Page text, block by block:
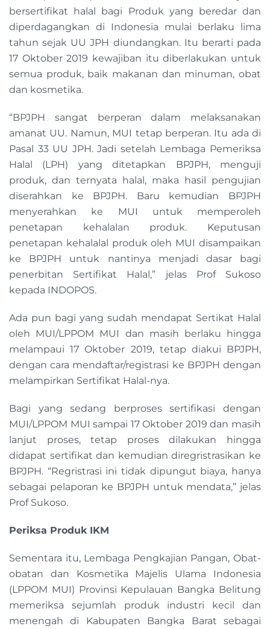
bersertifikat halal bagi Produk yang beredar dan
diperdagangkan di Indonesia mulai berlaku lima
tahun sejak UU JPH diundangkan. Itu berarti pada
17 Oktober 2019 kewajiban itu diberlakukan untuk
semua produk, baik makanan dan minuman, obat
dan kosmetika.
“BPJPH sangat berperan dalam melaksanakan
amanat UU. Namun, MUI tetap berperan. Itu ada di
Pasal 33 UU JPH. Jadi setelah Lembaga Pemeriksa
Halal (LPH) yang ditetapkan BPJPH, menguji
produk, dan ternyata halal, maka hasil pengujian
diserahkan ke BPJPH. Baru kemudian BPJPH
menyerahkan ke MUI untuk memperoleh
penetapan kehalalan produk. Keputusan
penetapan kehalalal produk oleh MUI disampaikan
ke BPJPH untuk nantinya menjadi dasar bagi
penerbitan Sertifikat Halal,” jelas Prof Sukoso
kepada INDOPOS.
Ada pun bagi yang sudah mendapat Sertikat Halal
oleh MUI/LPPOM MUI dan masih berlaku hingga
melampaui 17 Oktober 2019, tetap diakui BPJPH,
dengan cara mendaftar/registrasi ke BPJPH dengan
melampirkan Sertifikat Halal-nya.
Bagi yang sedang berproses sertifikasi dengan
MUI/LPPOM MUI sampai 17 Oktober 2019 dan masih
lanjut proses, tetap proses dilakukan hingga
didapat sertifikat dan kemudian diregristrasikan ke
BPJPH. “Regristrasi ini tidak dipungut biaya, hanya
sebagai pelaporan ke BPJPH untuk mendata,” jelas
Prof Sukoso.
Periksa Produk IKM
Sementara itu, Lembaga Pengkajian Pangan, Obat-
obatan dan Kosmetika Majelis Ulama Indonesia
(LPPOM MUI) Provinsi Kepulauan Bangka Belitung
memeriksa sejumlah produk industri kecil dan
menengah di Kabupaten Bangka Barat sebagai